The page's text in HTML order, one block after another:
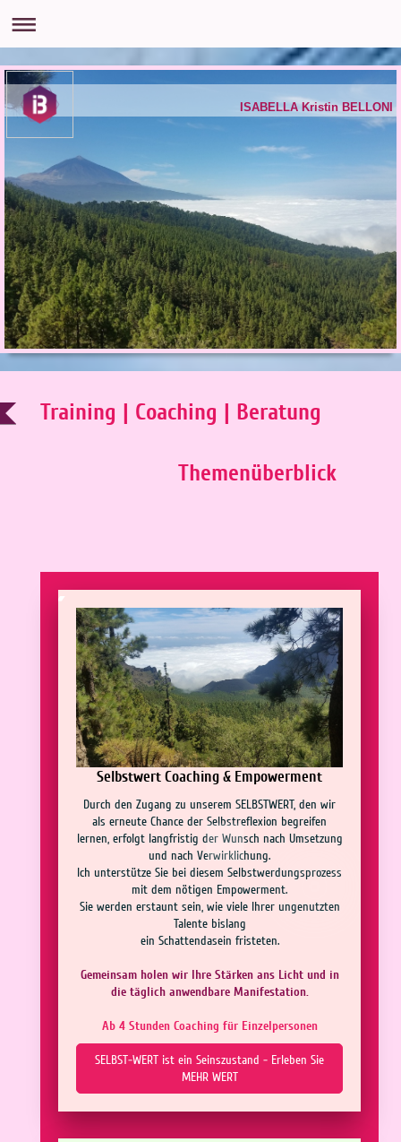
ISABELLA Kristin BELLONI
Training | Coaching | Beratung
Themenüberblick
Selbstwert Coaching & Empowerment
Durch den Zugang zu unserem SELBSTWERT, den wir
als erneute Chance der Selbstreflexion begreifen
lernen, erfolgt langfristig der Wunsch nach Umsetzung
und nach Verwirklichung.
Ich unterstütze Sie bei diesem Selbstwerdungsprozess
mit dem nötigen Empowerment.
Sie werden erstaunt sein, wie viele Ihrer ungenutzten
Talente bislang
ein Schattendasein fristeten.
Gemeinsam holen wir Ihre Stärken ans Licht und in
die täglich anwendbare Manifestation.
Ab 4 Stunden Coaching für Einzelpersonen
SELBST-WERT ist ein Seinszustand - Erleben Sie
MEHR WERT